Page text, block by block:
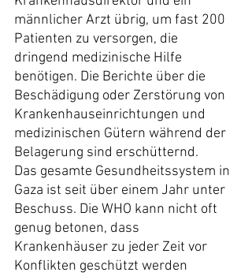
männlicher Arzt übrig, um fast 200
Patienten zu versorgen, die
dringend medizinische Hilfe
benötigen. Die Berichte über die
Beschädigung oder Zerstörung von
Krankenhauseinrichtungen und
medizinischen Gütern während der
Belagerung sind erschütternd.
Das gesamte Gesundheitssystem in
Gaza ist seit über einem Jahr unter
Beschuss. Die WHO kann nicht oft
genug betonen, dass
Krankenhäuser zu jeder Zeit vor
Konflikten geschützt werden